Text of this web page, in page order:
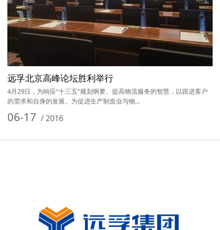
远孚北京高峰论坛胜利举行
4月29日，为响应“十三五”规划纲要、提高物流服务的智慧，以跟进客户
的需求和自身的发展。为促进生产制造业与物…
06-17 /2016